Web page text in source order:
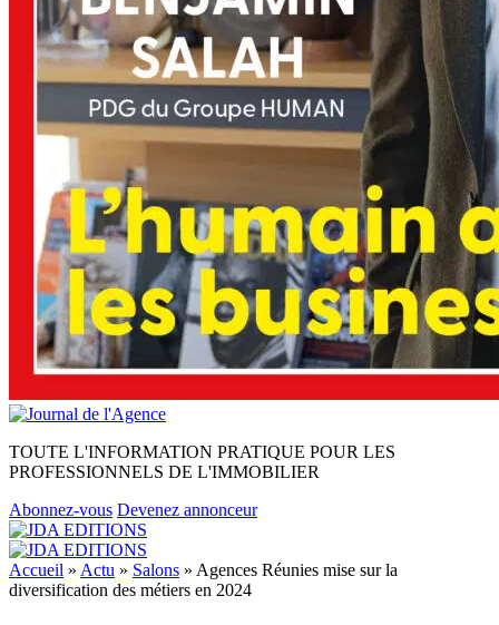
TOUTE L'INFORMATION PRATIQUE POUR LES
PROFESSIONNELS DE L'IMMOBILIER
Abonnez-vous Devenez annonceur
Accueil » Actu » Salons » Agences Réunies mise sur la
diversification des métiers en 2024